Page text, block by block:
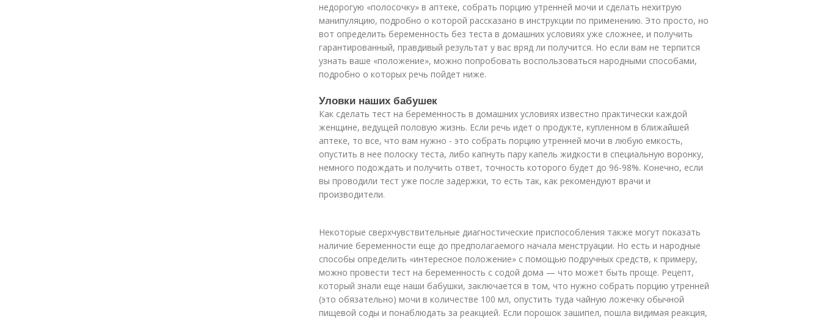
недорогую «полосочку» в аптеке, собрать порцию утренней мочи и сделать нехитрую
манипуляцию, подробно о которой рассказано в инструкции по применению. Это просто, но
вот определить беременность без теста в домашних условиях уже сложнее, и получить
гарантированный, правдивый результат у вас вряд ли получится. Но если вам не терпится
узнать ваше «положение», можно попробовать воспользоваться народными способами,
подробно о которых речь пойдет ниже.
Уловки наших бабушек
Как сделать тест на беременность в домашних условиях известно практически каждой
женщине, ведущей половую жизнь. Если речь идет о продукте, купленном в ближайшей
аптеке, то все, что вам нужно - это собрать порцию утренней мочи в любую емкость,
опустить в нее полоску теста, либо капнуть пару капель жидкости в специальную воронку,
немного подождать и получить ответ, точность которого будет до 96-98%. Конечно, если
вы проводили тест уже после задержки, то есть так, как рекомендуют врачи и
производители.
Некоторые сверхчувствительные диагностические приспособления также могут показать
наличие беременности еще до предполагаемого начала менструации. Но есть и народные
способы определить «интересное положение» с помощью подручных средств, к примеру,
можно провести тест на беременность с содой дома — что может быть проще. Рецепт,
который знали еще наши бабушки, заключается в том, что нужно собрать порцию утренней
(это обязательно) мочи в количестве 100 мл, опустить туда чайную ложечку обычной
пищевой соды и понаблюдать за реакцией. Если порошок зашипел, пошла видимая реакция,